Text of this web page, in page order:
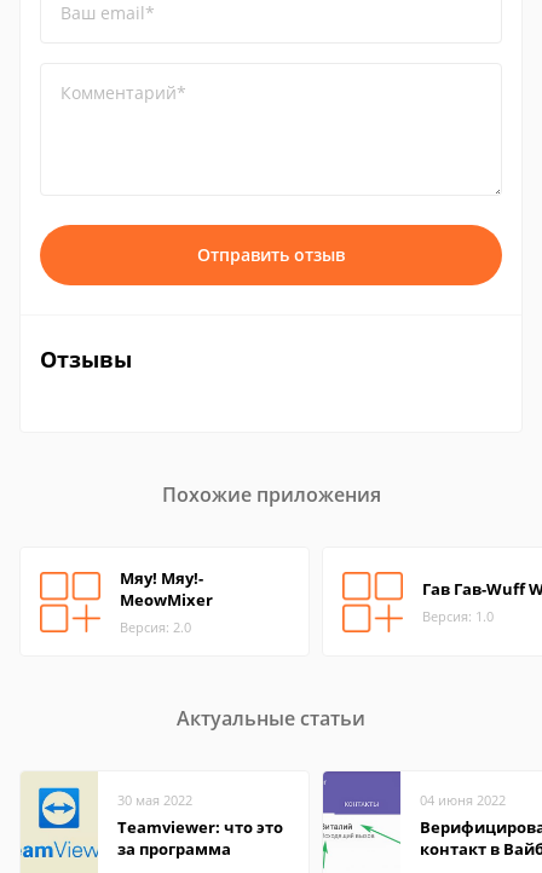
Ваш email*
Комментарий*
Отправить отзыв
Отзывы
Похожие приложения
Мяу! Мяу!-
MeowMixer
Версия: 2.0
Гав Гав-Wuff
Версия: 1.0
Актуальные статьи
30 мая 2022
Teamviewer: что это
за программа
04 июня 2022
контакт в